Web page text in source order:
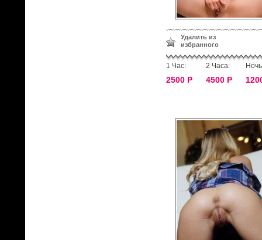
Удалить из
избранного
1 Час:
2500 Р
2 Часа:
4500 Р